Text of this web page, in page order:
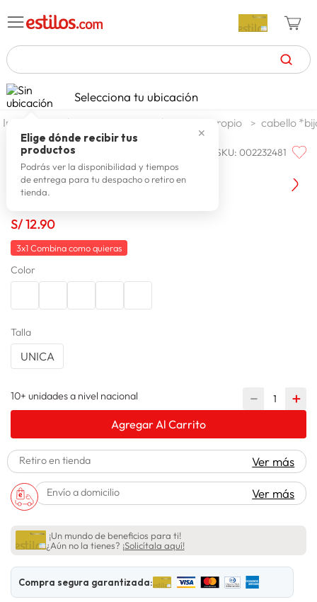
TÉRMINOS MÁS BUSCADOS
1. celulares
2. zapatillas mujer
3. zapatillas hombre
4. moda
7. laptop
8. terrex
9. lavadora
10.
Selecciona tu ubicación
✕
Elige dónde recibir tus
productos
Podrás ver la disponibilidad y tiempos
de entrega para tu despacho o retiro en
tienda.
textil bijouteria propio cabello
ONE STEP SKU:002232481
Vincha Mujer One Step Mariana
S/12.90
3x1 Combina como quieras
Color
Talla
UNICA
10+ unidades a nivel nacional ＋
－
Agregar Al Carrito
Retiro en tienda Ver más
Envío a domicilio Ver más
¡Un mundo de beneficios para ti!
¿Aún no la tienes? ¡Solicítala aquí!
Compra segura garantizada: